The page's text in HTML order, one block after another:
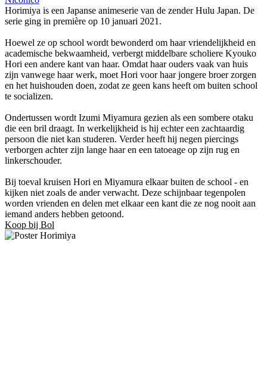
Horimiya is een Japanse animeserie van de zender Hulu Japan. De
serie ging in première op 10 januari 2021.
Hoewel ze op school wordt bewonderd om haar vriendelijkheid en
academische bekwaamheid, verbergt middelbare scholiere Kyouko
Hori een andere kant van haar. Omdat haar ouders vaak van huis
zijn vanwege haar werk, moet Hori voor haar jongere broer zorgen
en het huishouden doen, zodat ze geen kans heeft om buiten school
te socializen.
Ondertussen wordt Izumi Miyamura gezien als een sombere otaku
die een bril draagt. In werkelijkheid is hij echter een zachtaardig
persoon die niet kan studeren. Verder heeft hij negen piercings
verborgen achter zijn lange haar en een tatoeage op zijn rug en
linkerschouder.
Bij toeval kruisen Hori en Miyamura elkaar buiten de school - en
kijken niet zoals de ander verwacht. Deze schijnbaar tegenpolen
worden vrienden en delen met elkaar een kant die ze nog nooit aan
iemand anders hebben getoond.
Koop bij Bol